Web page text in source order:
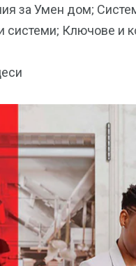
за Умен дом;
Ключове и